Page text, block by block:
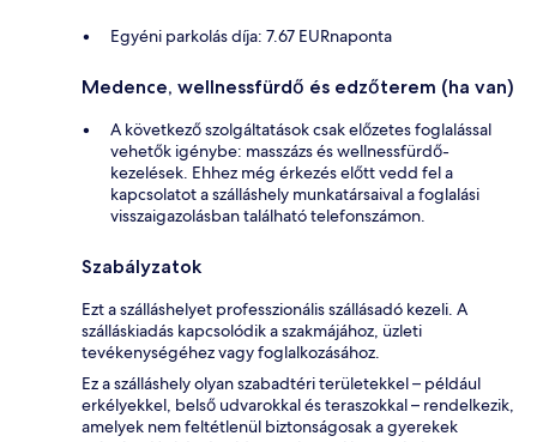
Egyéni parkolás díja: 7.67 EURnaponta
Medence, wellnessfürdő és edzőterem (ha van)
A következő szolgáltatások csak előzetes foglalással
vehetők igénybe: masszázs és wellnessfürdő-
kezelések. Ehhez még érkezés előtt vedd fel a
kapcsolatot a szálláshely munkatársaival a foglalási
visszaigazolásban található telefonszámon.
Szabályzatok
Ezt a szálláshelyet professzionális szállásadó kezeli. A
szálláskiadás kapcsolódik a szakmájához, üzleti
tevékenységéhez vagy foglalkozásához.
Ez a szálláshely olyan szabadtéri területekkel – például
erkélyekkel, belső udvarokkal és teraszokkal – rendelkezik,
amelyek nem feltétlenül biztonságosak a gyerekek